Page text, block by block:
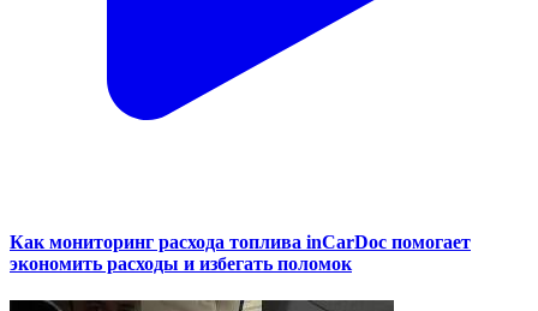
Как мониторинг расхода топлива inCarDoc помогает
экономить расходы и избегать поломок